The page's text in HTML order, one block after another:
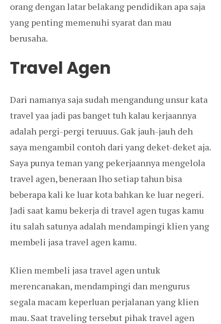
orang dengan latar belakang pendidikan apa saja
yang penting memenuhi syarat dan mau
berusaha.
Travel Agen
Dari namanya saja sudah mengandung unsur kata
travel yaa jadi pas banget tuh kalau kerjaannya
adalah pergi-pergi teruuus. Gak jauh-jauh deh
saya mengambil contoh dari yang deket-deket aja.
Saya punya teman yang pekerjaannya mengelola
travel agen, beneraan lho setiap tahun bisa
beberapa kali ke luar kota bahkan ke luar negeri.
Jadi saat kamu bekerja di travel agen tugas kamu
itu salah satunya adalah mendampingi klien yang
membeli jasa travel agen kamu.
Klien membeli jasa travel agen untuk
merencanakan, mendampingi dan mengurus
segala macam keperluan perjalanan yang klien
mau. Saat traveling tersebut pihak travel agen